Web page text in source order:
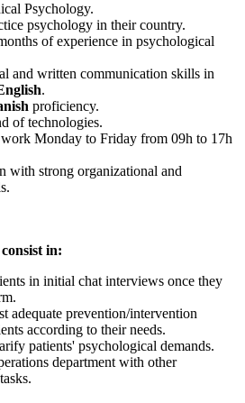
Psychology.
psychology in their country.
of experience in psychological
and written communication skills in
.
proficiency.
of technologies.
Monday to Friday from 09h to 17h
with strong organizational and
in:
in initial chat interviews once they
adequate prevention/intervention
according to their needs.
patients' psychological demands.
department with other